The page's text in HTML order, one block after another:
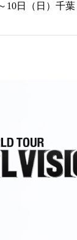
10日（日）千